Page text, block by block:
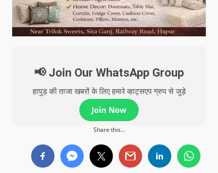
📢 Join Our WhatsApp Group
हापुड़ की ताजा खबरों के लिए हमारे व्हाट्सएप ग्रुप से जुड़े
Join Now
Share this...